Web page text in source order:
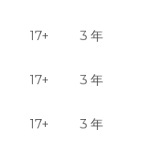
17+ 3 年
17+ 3 年
17+ 3 年